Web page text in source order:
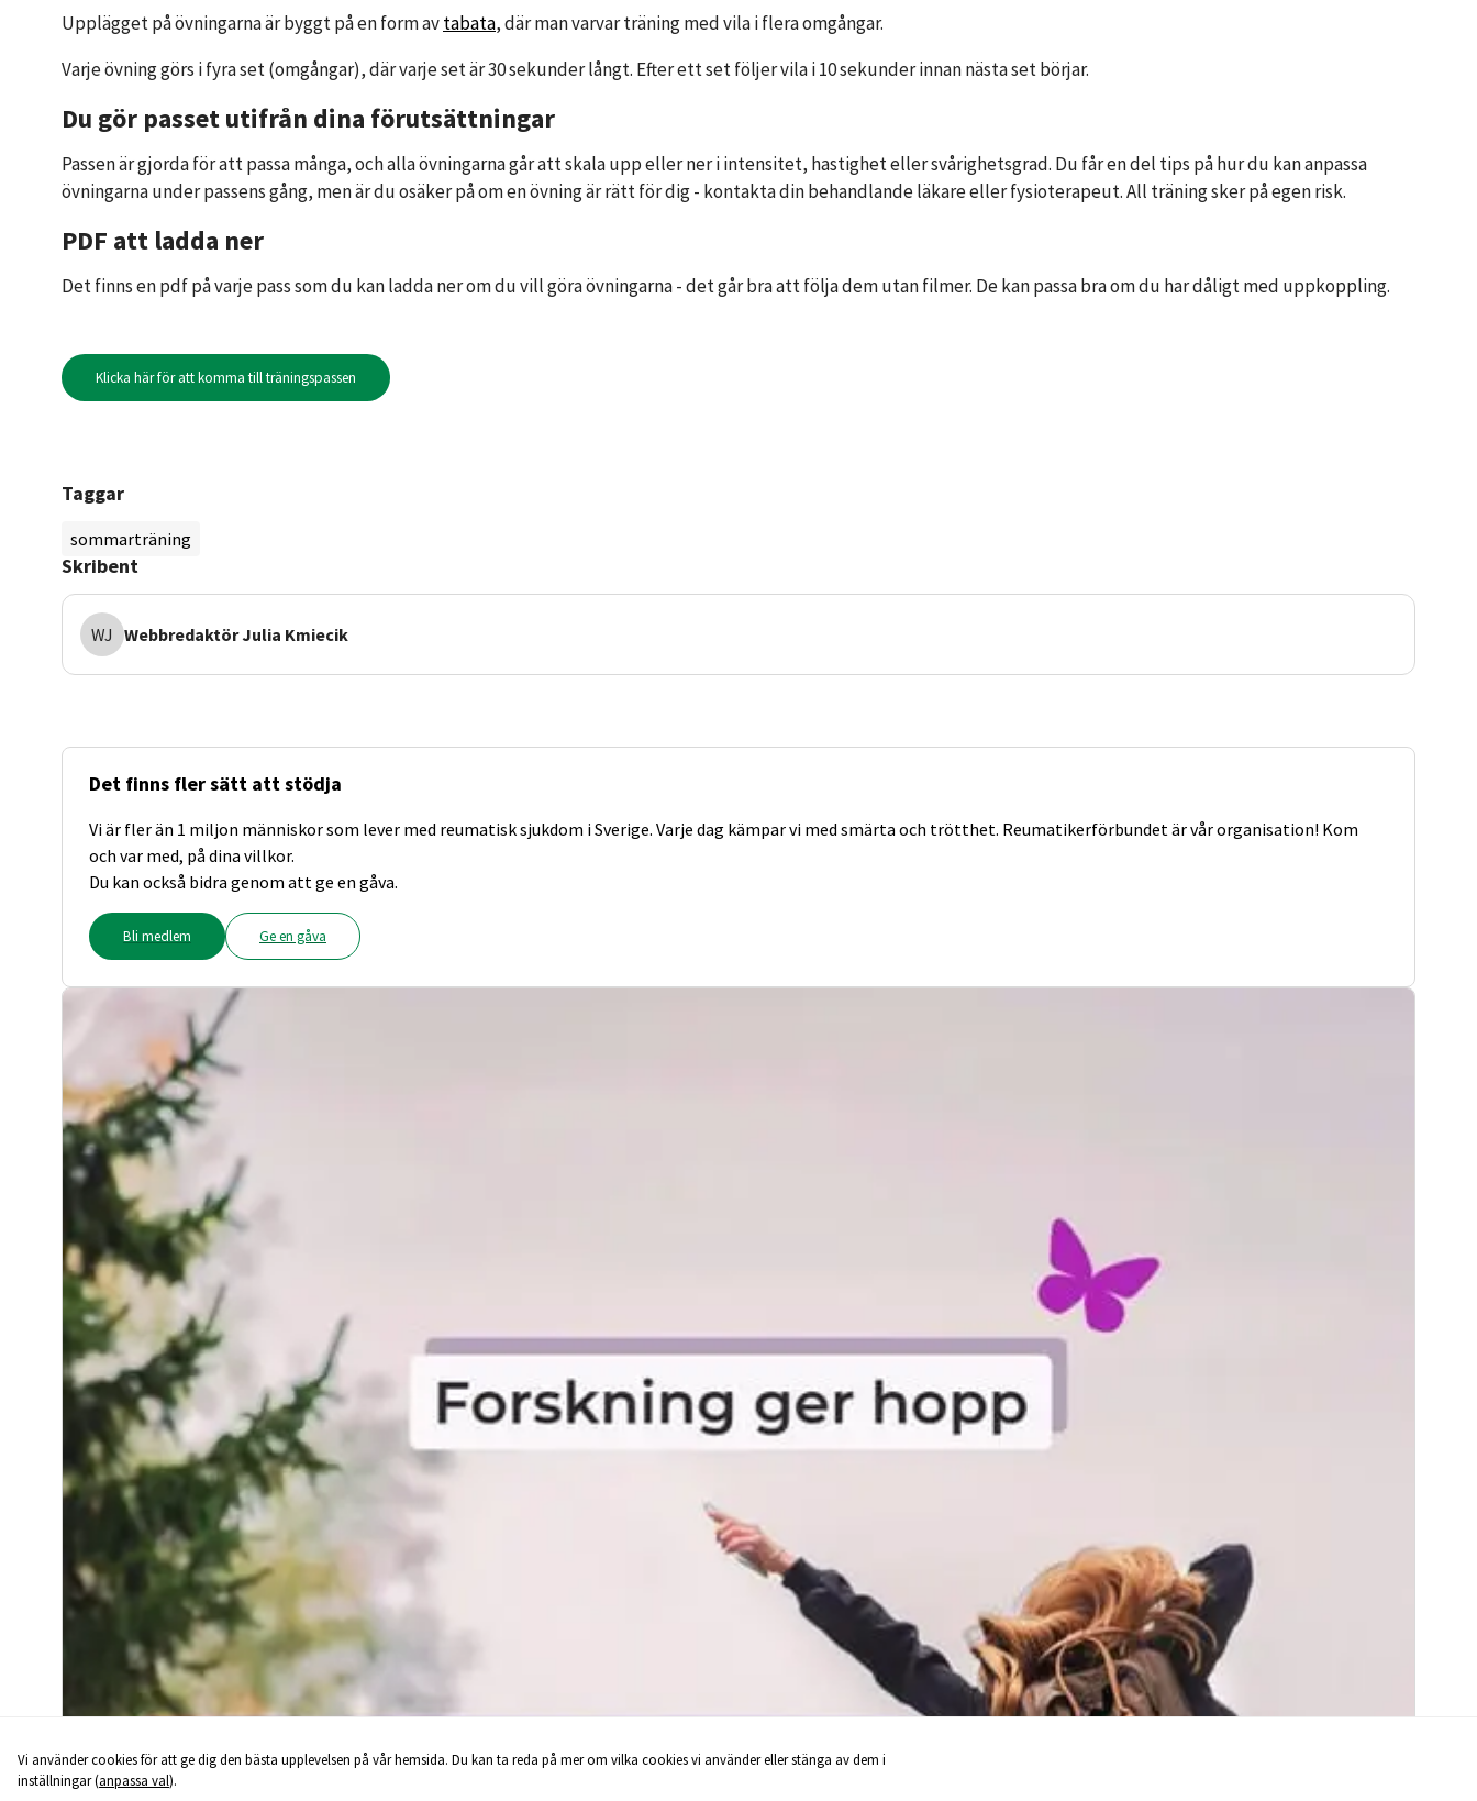
Upplägget på övningarna är byggt på en form avtabata, där man varvar träning med vila i flera omgångar.
Varje övning görs i fyra set (omgångar), där varje set är 30 sekunder långt. Efter ett set följer vila i 10 sekunder innan nästa set börjar.
Du gör passet utifrån dina förutsättningar
Passen är gjorda för att passa många, och alla övningarna går att skala upp eller ner i intensitet, hastighet eller svårighetsgrad. Du får en del tips på hur du kan anpassa
övningarna under passens gång, men är du osäker på om en övning är rätt för dig - kontakta din behandlande läkare eller fysioterapeut. All träning sker på egen risk.
PDF att ladda ner
Det finns en pdf på varje pass som du kan ladda ner om du vill göra övningarna - det går bra att följa dem utan filmer. De kan passa bra om du har dåligt med uppkoppling.
Klicka här för att komma till träningspassen
Taggar
sommarträning
Skribent
WJ WebbredaktörJulia Kmiecik
Det finns fler sätt att stödja
Vi är fler än 1 miljon människor som lever med reumatisk sjukdom i Sverige. Varje dag kämpar vi med smärta och trötthet. Reumatikerförbundet är vår organisation! Kom
och var med, på dina villkor.
Du kan också bidra genom att ge en gåva.
Bli medlem Ge en gåva
Vi använder cookies för att ge dig den bästa upplevelsen på vår hemsida. Du kan ta reda på mer om vilka cookies vi använder eller stänga av dem i
inställningar (anpassa val).